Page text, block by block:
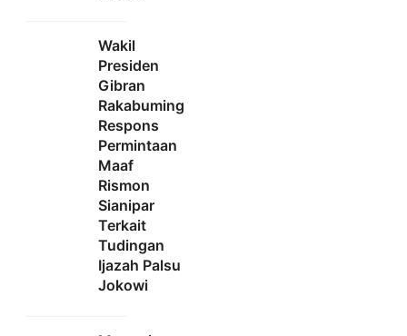
Wakil
Presiden
Gibran
Rakabuming
Respons
Permintaan
Maaf
Rismon
Sianipar
Terkait
Tudingan
Ijazah Palsu
Jokowi